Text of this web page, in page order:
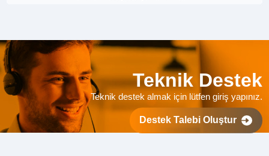
Teknik Destek
Teknik destek almak için lütfen giriş yapınız.
Destek Talebi Oluştur